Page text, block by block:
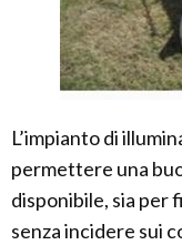
L’impianto di
permettere una
disponibile, sia per
senza incidere sui